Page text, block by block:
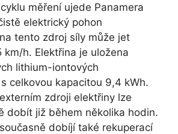
měření ujede Panamera
elektrický pohon
tento zdroj síly může jet
km/h. Elektřina je uložena
lithium-iontových
celkovou kapacitou 9,4 kWh.
zdroji elektřiny lze
dobít již během několika hodin.
dobíjí také rekuperací